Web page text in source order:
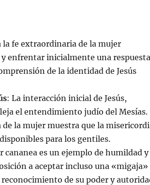
la fe extraordinaria de la mujer
y enfrentar inicialmente una respuesta
de la identidad de Jesús
: La interacción inicial de Jesús,
el entendimiento judío del Mesías.
la mujer muestra que la
para los gentiles.
cananea es un ejemplo de humildad y
a aceptar incluso una «migaja»
reconocimiento de su poder y